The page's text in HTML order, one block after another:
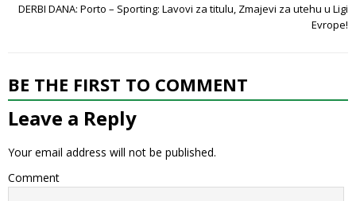
DERBI DANA: Porto – Sporting: Lavovi za titulu, Zmajevi za utehu u Ligi
Evrope!
BE THE FIRST TO COMMENT
Leave a Reply
Your email address will not be published.
Comment